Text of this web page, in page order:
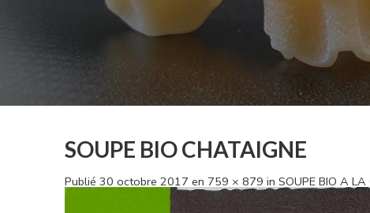
SOUPE BIO CHATAIGNE
Publié 30 octobre 2017 en 759 × 879 in SOUPE BIO A